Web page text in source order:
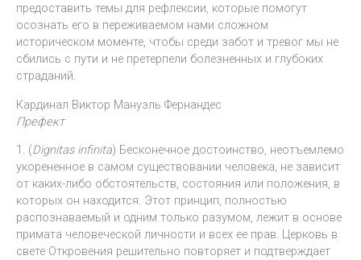
предоставить темы для рефлексии, которые помогут
осознать его в переживаемом нами сложном
историческом моменте, чтобы среди забот и тревог мы не
сбились с пути и не претерпели болезненных и глубоких
страданий.
Кардинал Виктор Мануэль Фернандес
Префект
1. (Dignitas infinita) Бесконечное достоинство, неотъемлемо
укорененное в самом существовании человека, не зависит
от каких-либо обстоятельств, состояния или положения, в
которых он находится. Этот принцип, полностью
распознаваемый и одним только разумом, лежит в основе
примата человеческой личности и всех ее прав. Церковь в
свете Откровения решительно повторяет и подтверждает